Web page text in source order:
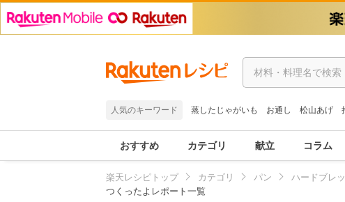
人気のキーワード 蒸したじゃがいも お通し 松山あげ
おすすめ カテゴリ 献立 コラム
楽天レシピトップ カテゴリ パン ハードブレ
つくったよレポート一覧